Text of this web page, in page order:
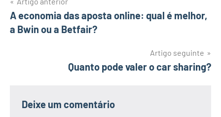
de
A economia das aposta online: qual é melhor,
a Bwin ou a Betfair?
Artigo seguinte
Quanto pode valer o car sharing?
Deixe um comentário